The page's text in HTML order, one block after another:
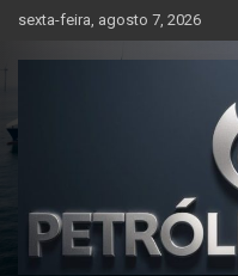
content
sexta-feira, agosto 7, 2026